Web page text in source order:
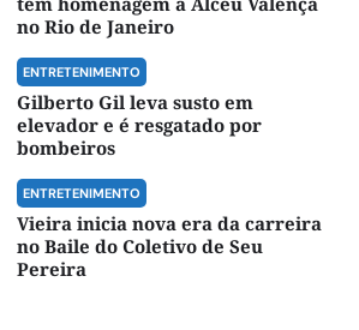
no Rio de Janeiro
ENTRETENIMENTO
Gilberto Gil leva susto em
elevador e é resgatado por
bombeiros
ENTRETENIMENTO
Vieira inicia nova era da carreira
no Baile do Coletivo de Seu
Pereira